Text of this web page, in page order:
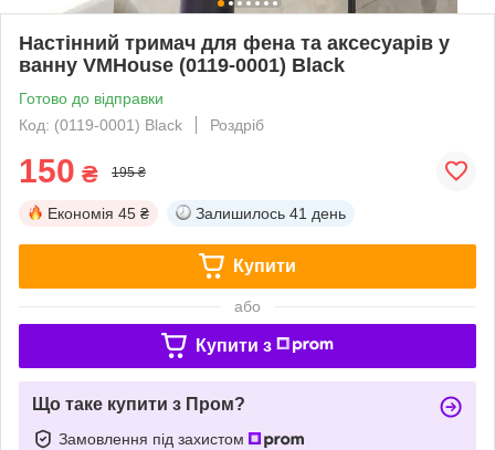
Настінний тримач для фена та аксесуарів у
ванну VMHouse (0119-0001) Black
Готово до відправки
Код: (0119-0001) Black
Роздріб
150 ₴ 195 ₴
Економія 45 ₴ Залишилось 41 день
Купити
або
Купити з
Що таке купити з Пром?
Замовлення під захистом